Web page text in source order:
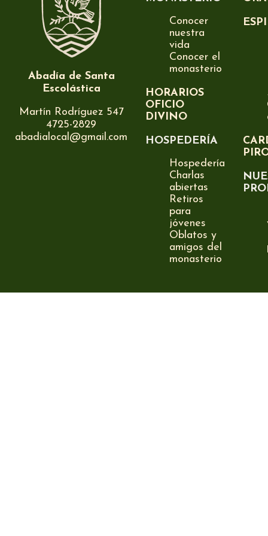
Abadía de Santa
Escolástica
Martín Rodríguez 547
4725-2829
abadialocal@gmail.com
Conocer
nuestra
vida
Conocer el
monasterio
HORARIOS
OFICIO
DIVINO
HOSPEDERÍA
Hospedería
Charlas
abiertas
Retiros
para
jóvenes
Oblatos y
amigos del
monasterio